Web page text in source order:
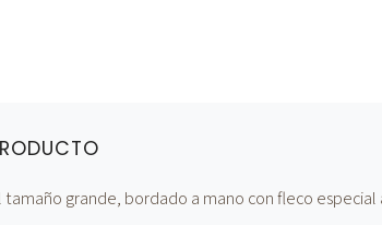
grande, bordado a mano con fleco especial